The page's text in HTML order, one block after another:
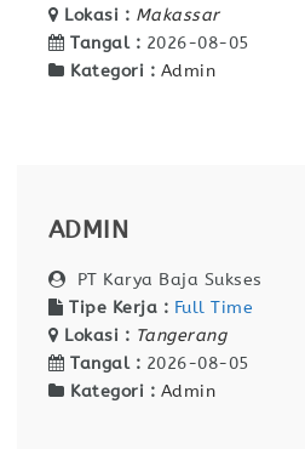
Lokasi : Makassar
Tangal : 2026-08-05
Kategori : Admin
ADMIN
PT Karya Baja Sukses
Tipe Kerja : Full Time
Lokasi : Tangerang
Tangal : 2026-08-05
Kategori : Admin